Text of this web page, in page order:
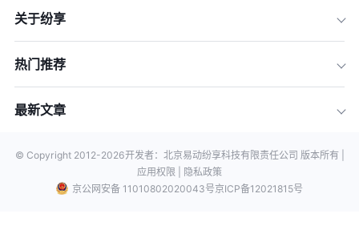
关于纷享
热门推荐
最新文章
© Copyright 2012-2026开发者：北京易动纷享科技有限责任公司 版本所有 |
应用权限 |
隐私政策
京公网安备 11010802020043号京ICP备12021815号